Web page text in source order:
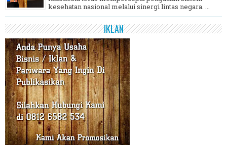
kesehatan nasional melalui sinergi lintas negara. ...
IKLAN